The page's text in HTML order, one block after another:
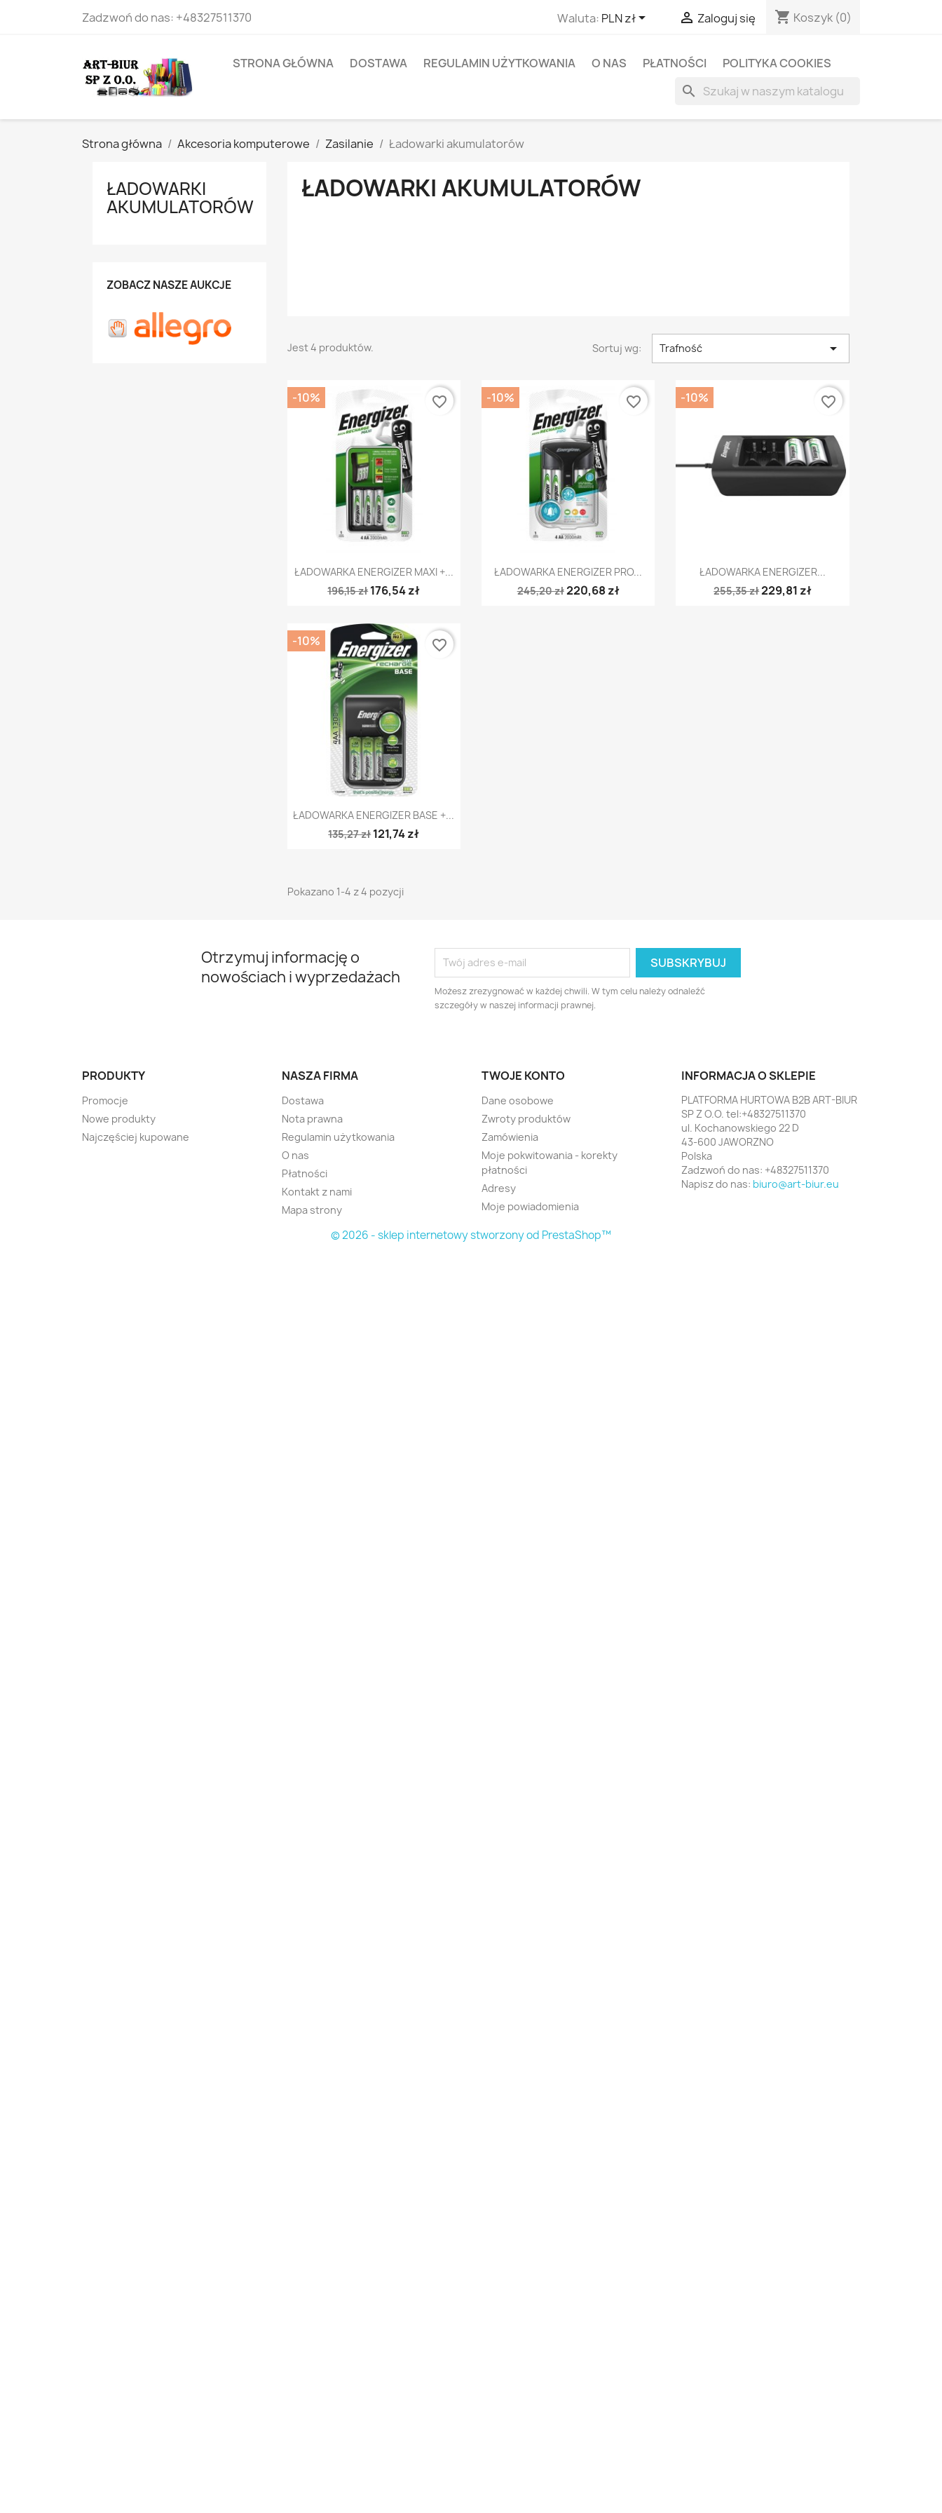
Zadzwoń do nas: +48327511370 Waluta: PLN zł  Zaloguj się shopping_cart Koszyk (0)
STRONA GŁÓWNA DOSTAWA REGULAMIN UŻYTKOWANIA O NAS PŁATNOŚCI POLITYKA COOKIES
search
Strona główna Akcesoria komputerowe Zasilanie Ładowarki akumulatorów
ŁADOWARKI
AKUMULATORÓW
ZOBACZ NASZE AUKCJE
ŁADOWARKI AKUMULATORÓW
Jest 4 produktów. Sortuj wg: Trafność 
Szybki podgląd
ŁADOWARKA ENERGIZER MAXI +...
196,15 zł176,54 zł
-10% favorite_border
Szybki podgląd
ŁADOWARKA ENERGIZER PRO...
245,20 zł220,68 zł
-10% favorite_border
Szybki podgląd
ŁADOWARKA ENERGIZER...
255,35 zł229,81 zł
-10% favorite_border
Szybki podgląd
ŁADOWARKA ENERGIZER BASE +...
135,27 zł121,74 zł
-10% favorite_border
Pokazano 1-4 z 4 pozycji
Otrzymuj informację o
nowościach i wyprzedażach
Możesz zrezygnować w każdej chwili. W tym celu należy odnaleźć
szczegóły w naszej informacji prawnej.
PRODUKTY
Promocje
Nowe produkty
Najczęściej kupowane
NASZA FIRMA
Dostawa
Nota prawna
Regulamin użytkowania
O nas
Płatności
Kontakt z nami
Mapa strony
TWOJE KONTO
Dane osobowe
Zwroty produktów
Zamówienia
Moje pokwitowania - korekty
płatności
Adresy
Moje powiadomienia
INFORMACJA O SKLEPIE
PLATFORMA HURTOWA B2B ART-BIUR
SP Z O.O. tel:+48327511370
ul. Kochanowskiego 22 D
43-600 JAWORZNO
Polska
Zadzwoń do nas: +48327511370
Napisz do nas: biuro@art-biur.eu
© 2026 - sklep internetowy stworzony od PrestaShop™